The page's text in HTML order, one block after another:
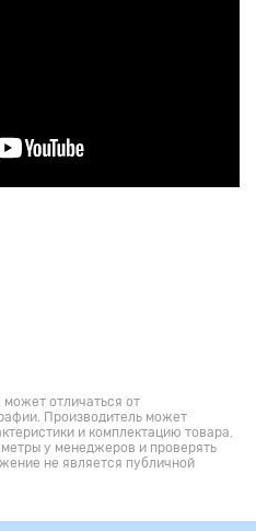
отличаться от
Производитель может
и комплектацию товара.
у менеджеров и проверять
не является публичной